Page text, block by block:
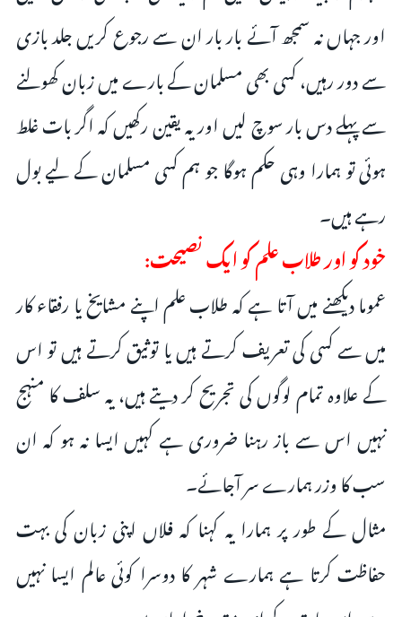
اور جہاں نہ سمجھ آئے بار بار ان سے رجوع کریں جلد بازی
سے دور رہیں، کسی بھی مسلمان کے بارے میں زبان کھولنے
سے پہلے دس بار سوچ لیں اور یہ یقین رکھیں کہ اگر بات غلط
ہوئی تو ہمارا وہی حکم ہوگا جو ہم کسی مسلمان کے لیے بول
رہے ہیں۔
خود كو اور طلاب علم کو ایک نصیحت:
عموما دیکھنے میں آتا ہے کہ طلاب علم اپنے مشایخ یا رفقاء کار
میں سے کسی کی تعریف کرتے ہیں یا توثیق کرتے ہیں تو اس
کے علاوہ تمام لوگوں کی تجریح کر دیتے ہیں، یہ سلف کا منہج
نہیں اس سے باز رہنا ضروری ہے کہیں ایسا نہ ہو کہ ان
سب کا وزر ہمارے سر آجائے۔
مثال کے طور پر ہمارا یہ کہنا کہ فلاں اپنی زبان کی بہت
حفاظت کرتا ہے ہمارے شہر کا دوسرا کوئی عالم ایسا نہیں